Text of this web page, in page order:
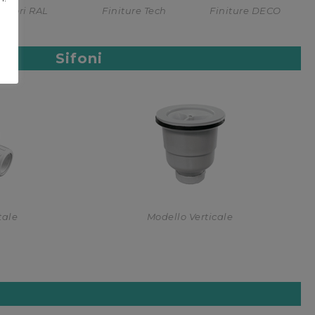
Colori RAL Finiture Tech Finiture DECO
Sifoni
Modello Verticale